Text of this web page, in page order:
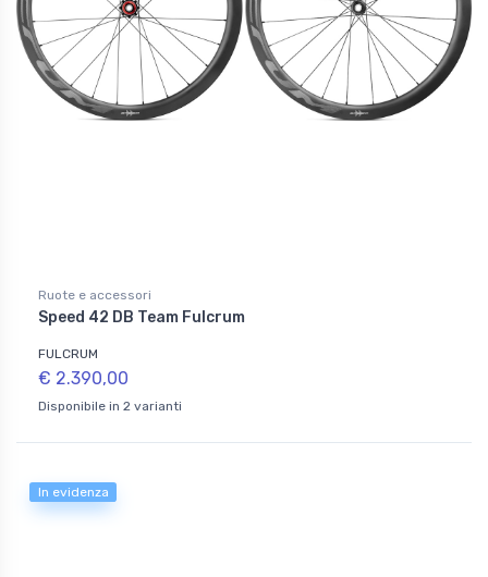
Ruote e accessori
Speed 42 DB Team Fulcrum
FULCRUM
€ 2.390,00
Disponibile in 2 varianti
In evidenza